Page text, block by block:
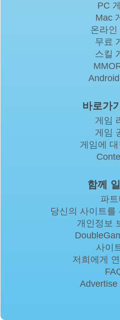
PC
Mac
온라인
무료
스킬
바로가
게임
게임
게임에
함께
파트
당신의 사이트를
개인정보
사이
저희에게
Advertise